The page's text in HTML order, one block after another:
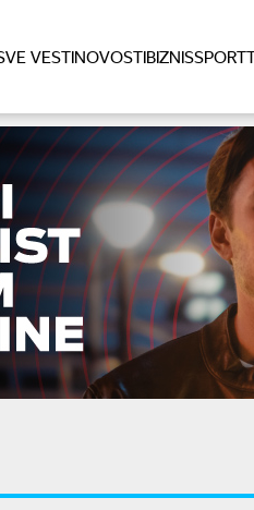
VESTINOVOSTIBIZNISSPORT